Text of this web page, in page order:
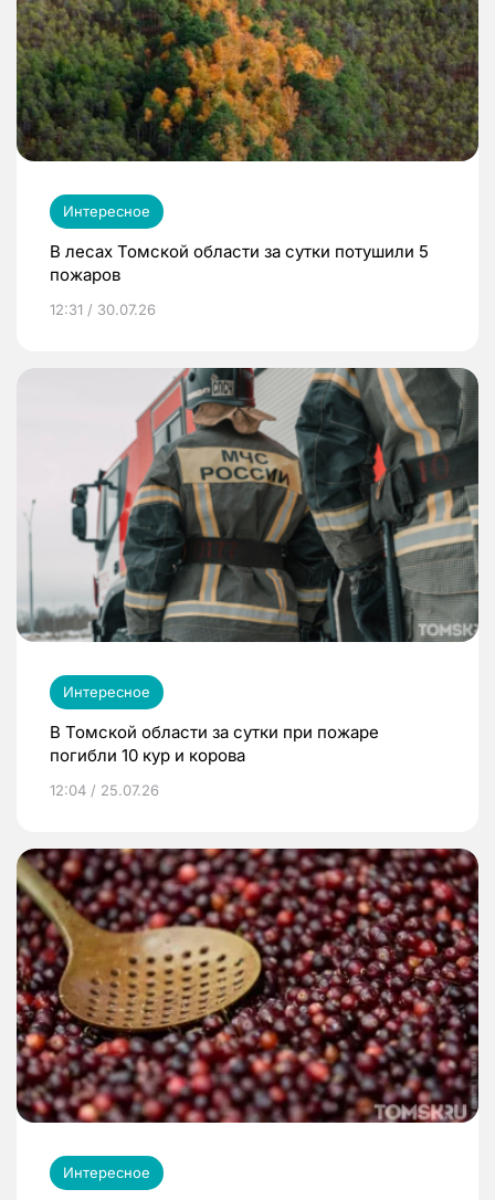
Интересное
В лесах Томской области за сутки потушили 5
пожаров
12:31 / 30.07.26
Интересное
В Томской области за сутки при пожаре
погибли 10 кур и корова
12:04 / 25.07.26
Интересное